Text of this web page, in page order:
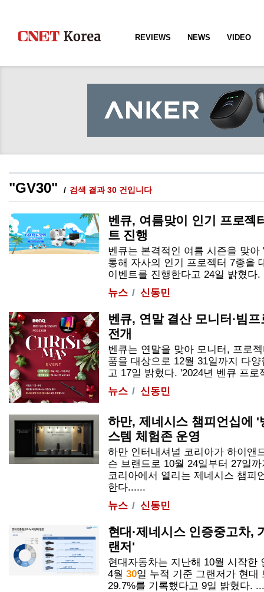
REVIEWS NEWS VIDEO
"GV30" 검색 결과 30 건입니다
벤큐, 여름맞이 인기 프로젝
트 진행
벤큐는 본격적인 여름 시즌을 맞
통해 자사의 인기 프로젝터 7종을
이벤트를 진행한다고 24일 밝혔다
뉴스
신동민
벤큐, 연말 결산 모니터·빔
전개
벤큐는 연말을 맞아 모니터, 프로
품을 대상으로 12월 31일까지 다
고 17일 밝혔다. '2024년 벤큐 프
뉴스
신동민
하만, 제네시스 챔피언십에
스템 체험존 운영
하만 인터내셔널 코리아가 하이앤
슨 브랜드로 10월 24일부터 27일
코리아에서 열리는 제네시스 챔피
한다......
뉴스
신동민
현대·제네시스 인증중고차,
랜저'
현대자동차는 지난해 10월 시작한
4월 30일 누적 기준 그랜저가 현대
29.7%를 기록했다고 9일 밝혔다.